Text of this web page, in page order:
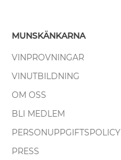
MUNSKÄNKARNA
VINPROVNINGAR
VINUTBILDNING
OM OSS
BLI MEDLEM
PERSONUPPGIFTSPOLICY
PRESS